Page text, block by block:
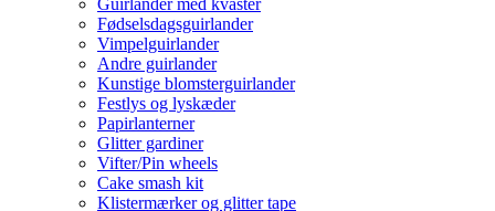
Guirlander med kvaster
Fødselsdagsguirlander
Vimpelguirlander
Andre guirlander
Kunstige blomsterguirlander
Festlys og lyskæder
Papirlanterner
Glitter gardiner
Vifter/Pin wheels
Cake smash kit
Klistermærker og glitter tape